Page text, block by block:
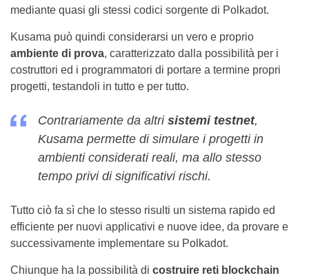
mediante quasi gli stessi codici sorgente di Polkadot.
Kusama può quindi considerarsi un vero e proprio
ambiente di prova, caratterizzato dalla possibilità per i
costruttori ed i programmatori di portare a termine propri
progetti, testandoli in tutto e per tutto.
Contrariamente da altri sistemi testnet,
Kusama permette di simulare i progetti in
ambienti considerati reali, ma allo stesso
tempo privi di significativi rischi.
Tutto ciò fa sì che lo stesso risulti un sistema rapido ed
efficiente per nuovi applicativi e nuove idee, da provare e
successivamente implementare su Polkadot.
Chiunque ha la possibilità di costruire reti blockchain